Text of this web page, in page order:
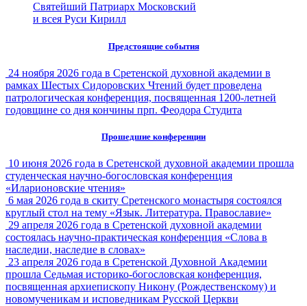
Святейший Патриарх Московский
и всея Руси Кирилл
Предстоящие события
24 ноября 2026 года в Сретенской духовной академии в
рамках Шестых Сидоровских Чтений будет проведена
патрологическая конференция, посвященная 1200-летней
годовщине со дня кончины прп. Феодора Студита
Прошедшие конференции
10 июня 2026 года в Сретенской духовной академии прошла
студенческая научно-богословская конференция
«Иларионовские чтения»
6 мая 2026 года в скиту Сретенского монастыря состоялся
круглый стол на тему «Язык. Литература. Православие»
29 апреля 2026 года в Сретенской духовной академии
состоялась научно-практическая конференция «Слова в
наследии, наследие в словах»
23 апреля 2026 года в Сретенской Духовной Академии
прошла Седьмая историко-богословская конференция,
посвященная архиепископу Никону (Рождественскому) и
новомученикам и исповедникам Русской Церкви